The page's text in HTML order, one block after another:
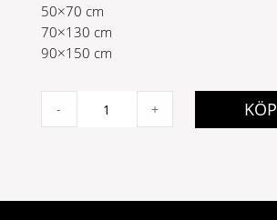
50×70 cm
70×130 cm
90×150 cm
- + KÖP